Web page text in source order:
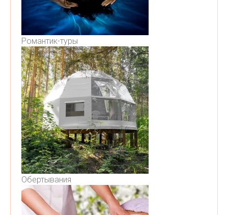
Романтик-туры
Обертывания